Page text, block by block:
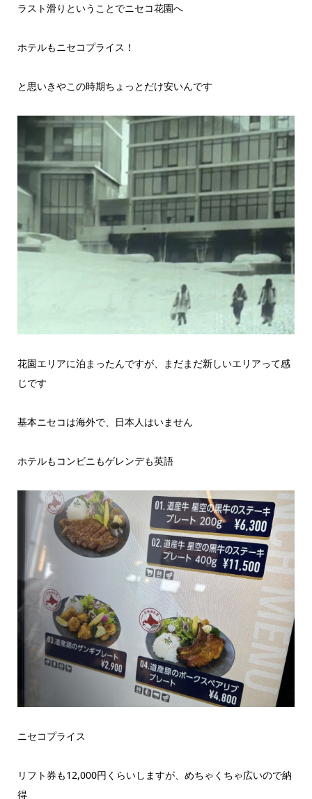
ラスト滑りということでニセコ花園へ
ホテルもニセコプライス！
と思いきやこの時期ちょっとだけ安いんです
花園エリアに泊まったんですが、まだまだ新しいエリアって感
じです
基本ニセコは海外で、日本人はいません
ホテルもコンビニもゲレンデも英語
ニセコプライス
リフト券も12,000円くらいしますが、めちゃくちゃ広いので納
得